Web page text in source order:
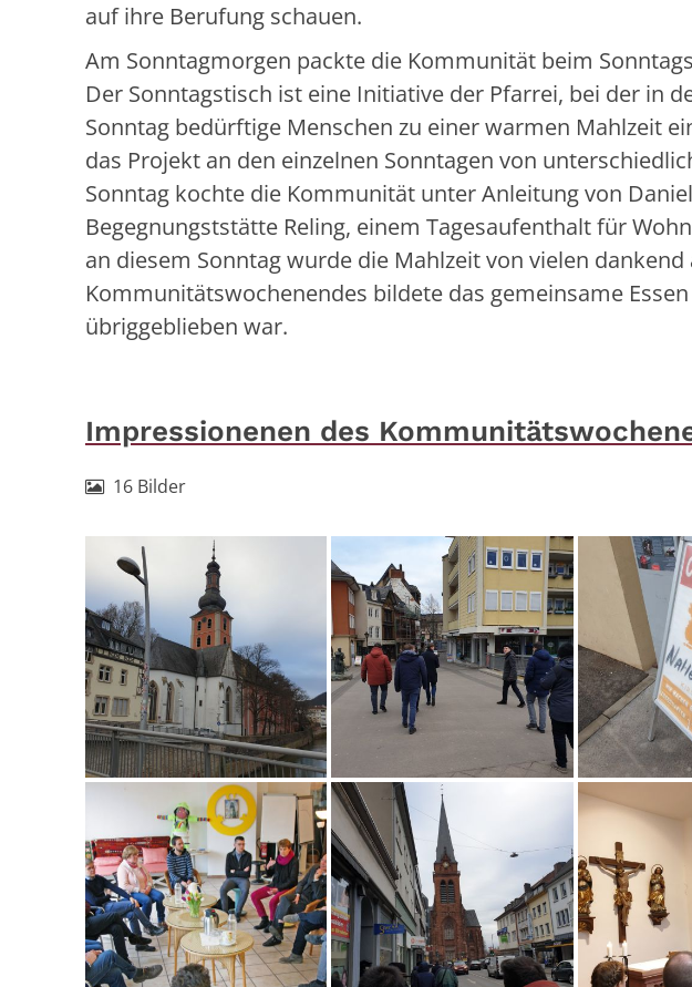
auf ihre Berufung schauen.
Am Sonntagmorgen packte die Kommunität beim
Der Sonntagstisch ist eine Initiative der Pfarrei, bei der in
Sonntag bedürftige Menschen zu einer warmen Mahlzeit
das Projekt an den einzelnen Sonntagen von
Sonntag kochte die Kommunität unter Anleitung von
Begegnungststätte Reling, einem Tagesaufenthalt für
an diesem Sonntag wurde die Mahlzeit von vielen
Kommunitätswochenendes bildete das gemeinsame
übriggeblieben war.
Impressionenen des
16 Bilder